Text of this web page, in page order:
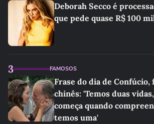
Deborah Secco é
que pede quase R$ 100
3 FAMOSOS
Frase do dia de Confúcio,
chinês: 'Temos duas
começa quando
temos uma'